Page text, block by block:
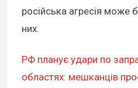
російська агресія може
них.
РФ планує удари по
областях: мешканців